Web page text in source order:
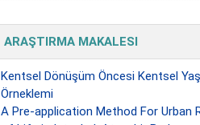
ARAŞTIRMA MAKALESI
Kentsel Dönüşüm Öncesi Kentsel
Örneklemi
A Pre-application Method For Urban